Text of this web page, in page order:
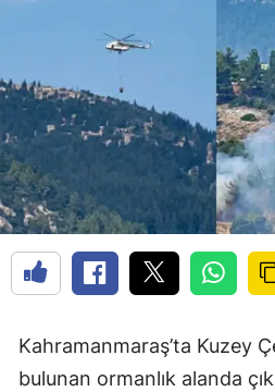
Kahramanmaraş’ta Kuzey
bulunan ormanlık alanda